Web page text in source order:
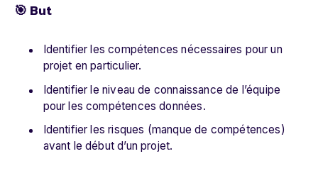
🎯 But
Identifier les compétences nécessaires pour un
projet en particulier.
Identifier le niveau de connaissance de l’équipe
pour les compétences données.
Identifier les risques (manque de compétences)
avant le début d’un projet.